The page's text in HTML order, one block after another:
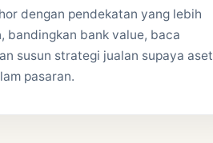
dengan pendekatan yang lebih
bandingkan bank value, baca
susun strategi jualan supaya aset
pasaran.